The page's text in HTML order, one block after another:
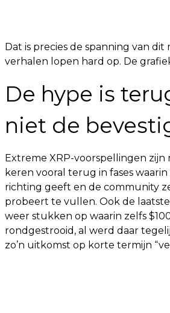
Dat is precies de spanning van dit
verhalen lopen hard op. De
De hype is
niet de
Extreme XRP-voorspellingen zijn
keren vooral terug in fases
richting geeft en de community
probeert te vullen. Ook de
weer stukken op waarin zelfs
rondgestrooid, al werd daar
zo’n uitkomst op korte termijn